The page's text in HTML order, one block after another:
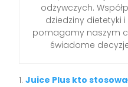
odżywczych.
dziedziny dietetyki
pomagamy naszym
świadome
Juice Plus kto